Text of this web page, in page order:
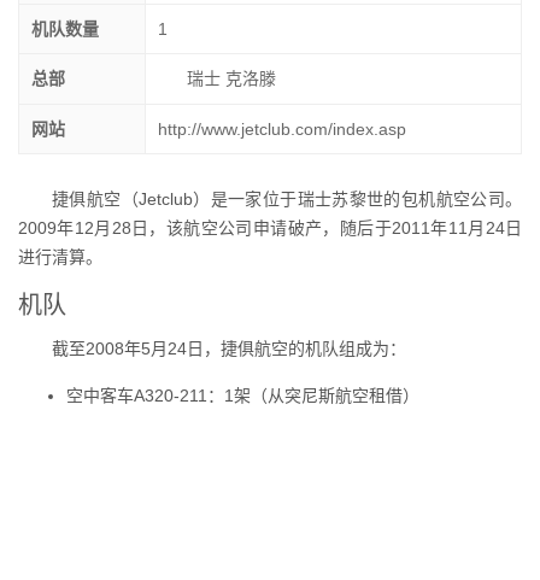
机队数量 1
总部 瑞士 克洛滕
网站 http://www.jetclub.com/index.asp
捷俱航空（Jetclub）是一家位于瑞士苏黎世的包机航空公司。
2009年12月28日，该航空公司申请破产，随后于2011年11月24日
进行清算。
机队
截至2008年5月24日，捷俱航空的机队组成为：
空中客车A320-211：1架（从突尼斯航空租借）